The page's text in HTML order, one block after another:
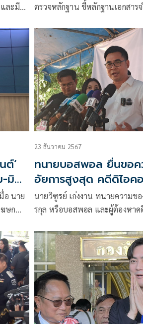
ละมี
ชน
ตรวจหลักฐาน ชี้หลักฐานเอกสาร
ทนายความตัวเอง
ต์‘
น’
อ นาย
ษก
23 ธันวาคม 2567
ทนายบอสพอล ยื่นขอค
อัยการสูงสุด คดีดิไอค
นายวิฑูรย์ เก่งงาน ทนายความข
รกุล หรือบอสพอล และผู้ต้องหาค
เพื่อมีคำสั่งฟ้องหรือไม่ฟ้องในคดี